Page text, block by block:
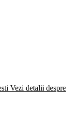
Vezi detalii despre